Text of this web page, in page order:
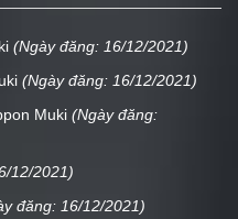
(Ngày đăng: 16/12/2021)
(Ngày đăng: 16/12/2021)
Muki (Ngày đăng:
12/2021)
đăng: 16/12/2021)